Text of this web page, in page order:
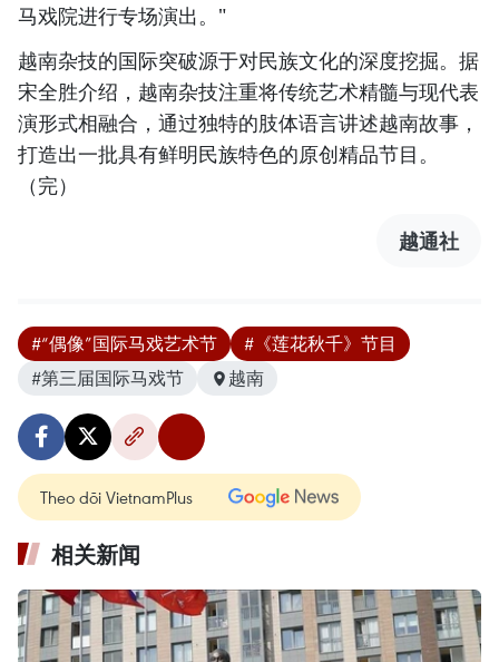
马戏院进行专场演出。"
越南杂技的国际突破源于对民族文化的深度挖掘。据
宋全胜介绍，越南杂技注重将传统艺术精髓与现代表
演形式相融合，通过独特的肢体语言讲述越南故事，
打造出一批具有鲜明民族特色的原创精品节目。
（完）
越通社
#“偶像”国际马戏艺术节
#《莲花秋千》节目
#第三届国际马戏节
越南
Theo dõi VietnamPlus
相关新闻